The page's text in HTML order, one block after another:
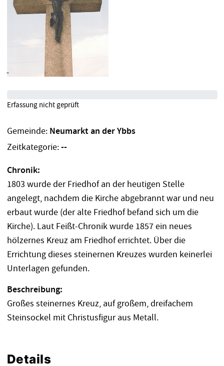
Gemeinde: Neumarkt an der Ybbs
Zeitkategorie:--
Chronik:
1803 wurde der Friedhof an der heutigen Stelle
angelegt, nachdem die Kirche abgebrannt war und neu
erbaut wurde (der alte Friedhof befand sich um die
Kirche). Laut Feißt-Chronik wurde 1857 ein neues
hölzernes Kreuz am Friedhof errichtet. Über die
Errichtung dieses steinernen Kreuzes wurden keinerlei
Unterlagen gefunden.
Beschreibung:
Großes steinernes Kreuz, auf großem, dreifachem
Steinsockel mit Christusfigur aus Metall.
Details
Erfassung nicht geprüft